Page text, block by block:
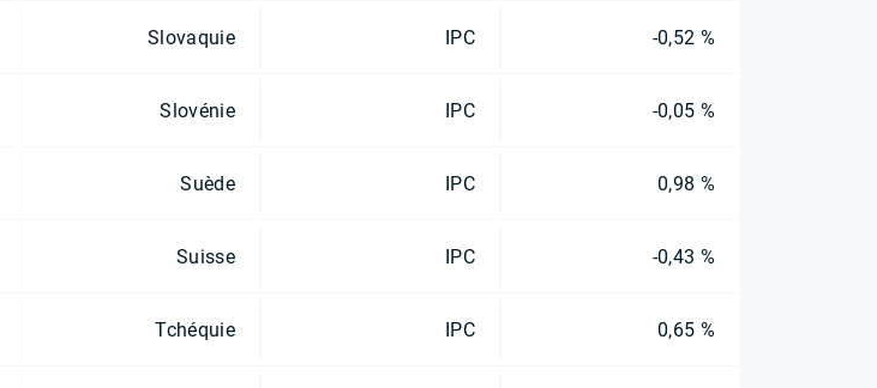
Slovaquie IPC -0,52 %
Slovénie IPC -0,05 %
Suède IPC 0,98 %
Suisse IPC -0,43 %
Tchéquie IPC 0,65 %